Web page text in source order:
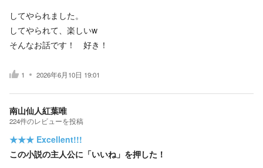
してやられました。
してやられて、楽しいw
そんなお話です！ 好き！
1 2026年6月10日 19:01
南山仙人紅葉唯
224件のレビューを投稿
★★★ Excellent!!!
この小説の主人公に「いいね」を押した！